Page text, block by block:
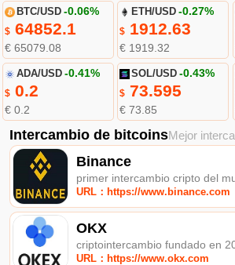
BTC/USD -0.06%
$64852.1
€ 65079.08
ETH/USD -0.27%
$ 1912.63
€ 1919.32
ADA/USD -0.41%
$0.2
€ 0.2
SOL/USD -0.43%
$ 73.595
€ 73.85
Intercambio de bitcoinsMejor
Binance
primer intercambio cripto del
URL：https://www.binance.com
OKX
criptointercambio fundado en
URL：https://www.okx.com